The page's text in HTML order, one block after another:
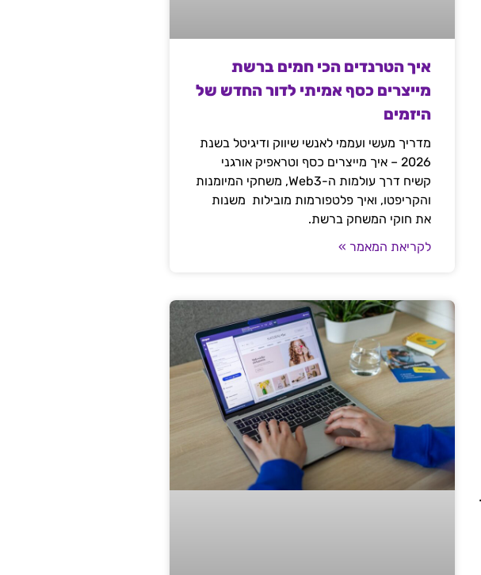
איך הטרנדים הכי חמים ברשת
מייצרים כסף אמיתי לדור החדש של
היזמים
מדריך מעשי ועממי לאנשי שיווק ודיגיטל בשנת
2026 – איך מייצרים כסף וטראפיק אורגני
קשיח דרך עולמות ה-Web3, משחקי המיומנות
והקריפטו, ואיך פלטפורמות מובילות משנות
את חוקי המשחק ברשת.
לקריאת המאמר »